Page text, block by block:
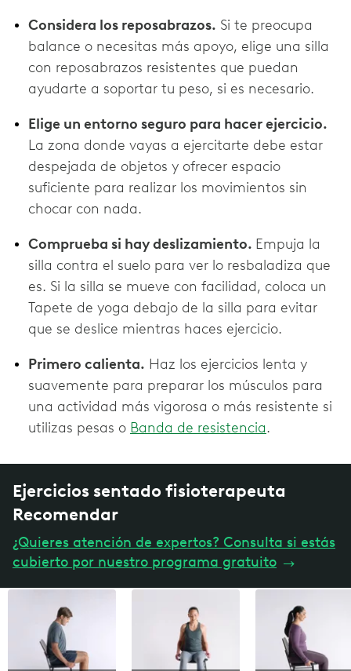
Considera los reposabrazos. Si te preocupa
balance o necesitas más apoyo, elige una silla
con reposabrazos resistentes que puedan
ayudarte a soportar tu peso, si es necesario.
Elige un entorno seguro para hacer ejercicio.
La zona donde vayas a ejercitarte debe estar
despejada de objetos y ofrecer espacio
suficiente para realizar los movimientos sin
chocar con nada.
Comprueba si hay deslizamiento. Empuja la
silla contra el suelo para ver lo resbaladiza que
es. Si la silla se mueve con facilidad, coloca un
Tapete de yoga debajo de la silla para evitar
que se deslice mientras haces ejercicio.
Primero calienta. Haz los ejercicios lenta y
suavemente para preparar los músculos para
una actividad más vigorosa o más resistente si
utilizas pesas o Banda de resistencia.
Ejercicios sentado fisioterapeuta
Recomendar
¿Quieres atención de expertos? Consulta si estás
cubierto por nuestro programa gratuito →